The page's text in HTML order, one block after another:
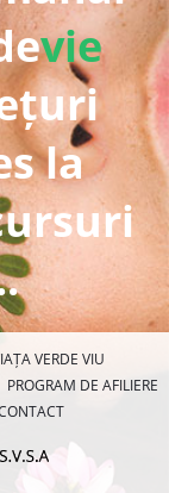
vie
la
VERDE VIU
PROGRAM DE AFILIERE